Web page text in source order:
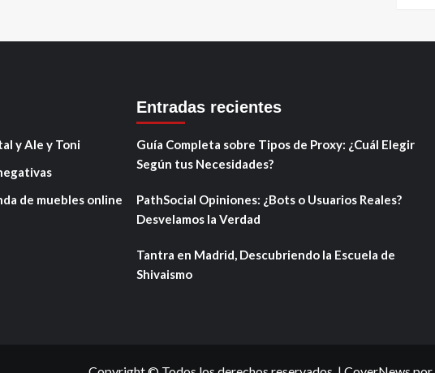
y Ale y Toni
de muebles online
Entradas recientes
Guía Completa sobre Tipos de Proxy: ¿Cuál Elegir
Según tus Necesidades?
PathSocial Opiniones: ¿Bots o Usuarios Reales?
Desvelamos la Verdad
Tantra en Madrid, Descubriendo la Escuela de
Shivaismo